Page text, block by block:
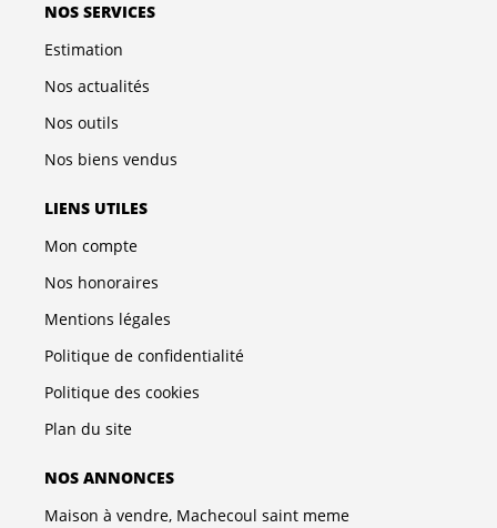
NOS SERVICES
Estimation
Nos actualités
Nos outils
Nos biens vendus
LIENS UTILES
Mon compte
Nos honoraires
Mentions légales
Politique de confidentialité
Politique des cookies
Plan du site
NOS ANNONCES
Maison à vendre, Machecoul saint meme